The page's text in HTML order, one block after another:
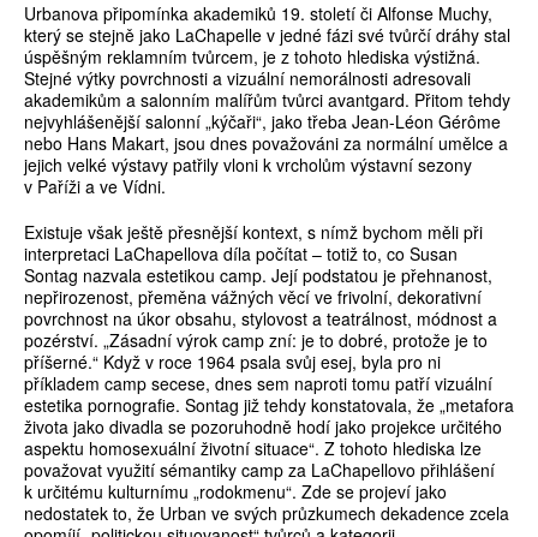
Urbanova připomínka akademiků 19. století či Alfonse Muchy,
který se stejně jako LaChapelle v jedné fázi své tvůrčí dráhy stal
úspěšným reklamním tvůrcem, je z tohoto hlediska výstižná.
Stejné výtky povrchnosti a vizuální nemorálnosti adresovali
akademikům a salonním malířům tvůrci avantgard. Přitom tehdy
nejvyhlášenější salonní „kýčaři“, jako třeba Jean-Léon Gérôme
nebo Hans Makart, jsou dnes považováni za normální umělce a
jejich velké výstavy patřily vloni k vrcholům výstavní sezony
v Paříži a ve Vídni.
Existuje však ještě přesnější kontext, s nímž bychom měli při
interpretaci LaChapellova díla počítat – totiž to, co Susan
Sontag nazvala estetikou camp. Její podstatou je přehnanost,
nepřirozenost, přeměna vážných věcí ve frivolní, dekorativní
povrchnost na úkor obsahu, stylovost a teatrálnost, módnost a
pozérství. „Zásadní výrok camp zní: je to dobré, protože je to
příšerné.“ Když v roce 1964 psala svůj esej, byla pro ni
příkladem camp secese, dnes sem naproti tomu patří vizuální
estetika pornografie. Sontag již tehdy konstatovala, že „metafora
života jako divadla se pozoruhodně hodí jako projekce určitého
aspektu homosexuální životní situace“. Z tohoto hlediska lze
považovat využití sémantiky camp za LaChapellovo přihlášení
k určitému kulturnímu „rodokmenu“. Zde se projeví jako
nedostatek to, že Urban ve svých průzkumech dekadence zcela